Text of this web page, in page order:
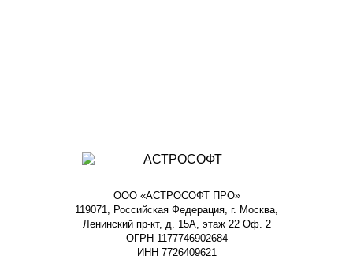
ООО «АСТРОСОФТ ПРО»
119071, Российская Федерация, г. Москва,
Ленинский пр-кт, д. 15А, этаж 22 Оф. 2
ОГРН 1177746902684
ИНН 7726409621